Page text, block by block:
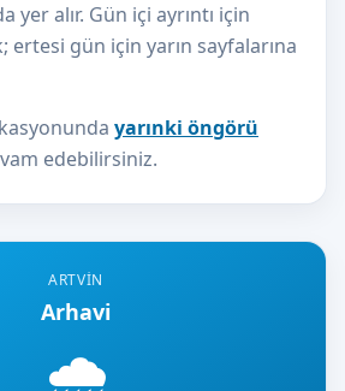
ARTVIN
Arhavi
🌧️
yer alır. Gün içi ayrıntı için
ertesi gün için yarın sayfalarına
yarınki öngörü
edebilirsiniz.